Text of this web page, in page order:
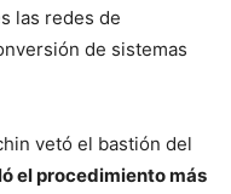
las redes de
de sistemas
vetó el bastión del
el procedimiento más